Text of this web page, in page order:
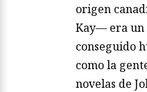
origen
Kay— era un
conseguido
como la
novelas de